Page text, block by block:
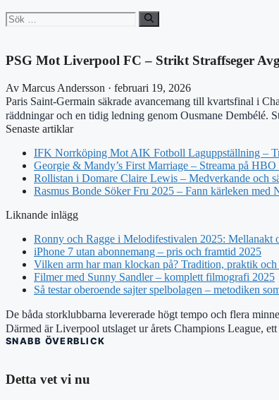
Sök
efter:
PSG Mot Liverpool FC – Strikt Straffseger
Av Marcus Andersson · februari 19, 2026
Paris Saint-Germain säkrade avancemang till kvartsfinal i
räddningar och en tidig ledning genom Ousmane Dembélé.
Senaste artiklar
IFK Norrköping Mot AIK Fotboll Laguppställning –
Georgie & Mandy’s First Marriage – Streama på
Rollistan i Domare Claire Lewis – Medverkande och
Rasmus Bonde Söker Fru 2025 – Fann kärleken med
Liknande inlägg
Ronny och Ragge i Melodifestivalen 2025: Mellanakt
iPhone 7 utan abonnemang – pris och framtid 2025
Vilken arm har man klockan på? Tradition, praktik och
Filmer med Sunny Sandler – komplett filmografi 2025
Så testar oberoende sajter spelbolagen – metodiken
De båda storklubbarna levererade högt tempo och flera
Därmed är Liverpool utslaget ur årets Champions League,
SNABB ÖVERBLICK
Detta vet vi nu